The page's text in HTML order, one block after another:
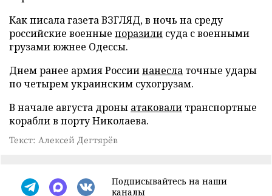
Как писала газета ВЗГЛЯД, в ночь на среду
российские военные поразили суда с военными
грузами южнее Одессы.
Днем ранее армия Россиинанесла точные удары
по четырем украинским сухогрузам.
В начале августа дроны атаковали транспортные
корабли в порту Николаева.
Текст: Алексей Дегтярёв
Подписывайтесь на наши
каналы